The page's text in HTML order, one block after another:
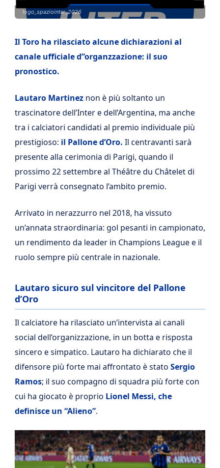
logo_spaziointer_2026
Il Toro ha rilasciato alcune dichiarazioni al
canale ufficiale d”organzzazione: il suo
pronostico.
Lautaro Martinez non è più soltanto un
trascinatore dell’Inter e dell’Argentina, ma anche
tra i calciatori candidati al premio individuale più
prestigioso: il Pallone d’Oro. Il centravanti sarà
presente alla cerimonia di Parigi, quando il
prossimo 22 settembre al Théâtre du Châtelet di
Parigi verrà consegnato l’ambito premio.
Arrivato in nerazzurro nel 2018, ha vissuto
un’annata straordinaria: gol pesanti in campionato,
un rendimento da leader in Champions League e il
ruolo sempre più centrale in nazionale.
Lautaro sicuro sul vincitore del Pallone
d’Oro
Il calciatore ha rilasciato un’intervista ai canali
social dell’organizzazione, in un botta e risposta
sincero e simpatico. Lautaro ha dichiarato che il
difensore più forte mai affrontato è stato Sergio
Ramos; il suo compagno di squadra più forte con
cui ha giocato è proprio Lionel Messi, che
definisce un “Alieno”.